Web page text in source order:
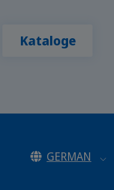
Kataloge
GERMAN